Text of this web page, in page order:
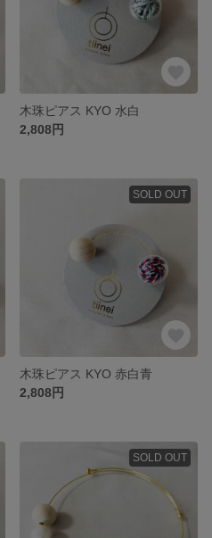
木珠ピアス KYO 水白
2,808円
SOLD OUT
木珠ピアス KYO 赤白青
2,808円
SOLD OUT